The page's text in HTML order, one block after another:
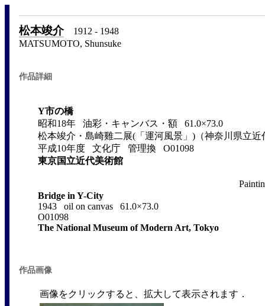
松本竣介1912 - 1948
MATSUMOTO, Shunsuke
作品詳細
Y市の橋
昭和18年 油彩・キャンバス・額 61.0×73.0
松本竣介・島崎雞二展(「運河風景」)（神奈川県立
平成10年度 文化庁 管理換 O01098
東京国立近代美術館
Bridge in Y-City
1943 oil on canvas 61.0×73.0
O01098
The National Museum of Modern Art, Tokyo
作品画像
画像をクリックすると、拡大して表示されます．